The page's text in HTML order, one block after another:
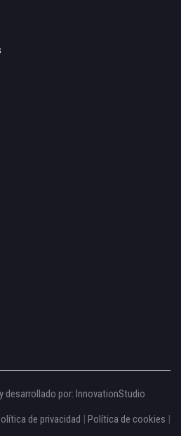
desarrollado por: InnovationStudio
de privacidad | Política de cookies |